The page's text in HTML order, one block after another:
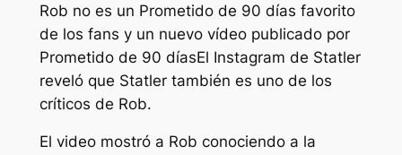
Rob no es un Prometido de 90 días favorito
de los fans y un nuevo vídeo publicado por
Prometido de 90 díasEl Instagram de Statler
reveló que Statler también es uno de los
críticos de Rob.
El video mostró a Rob conociendo a la